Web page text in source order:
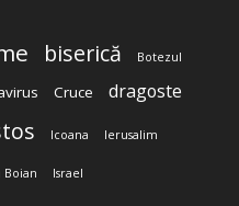
biserică Botezul
Cruce dragoste
Icoana Ierusalim
Boian Israel